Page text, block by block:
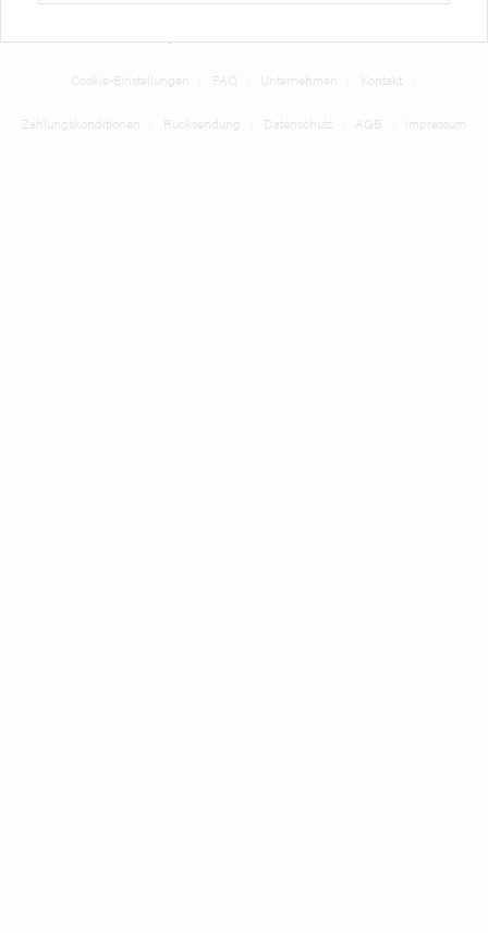
Cookie-Einstellungen FAQ Unternehmen Kontakt
Zahlungskonditionen Rücksendung Datenschutz AGB Impressum